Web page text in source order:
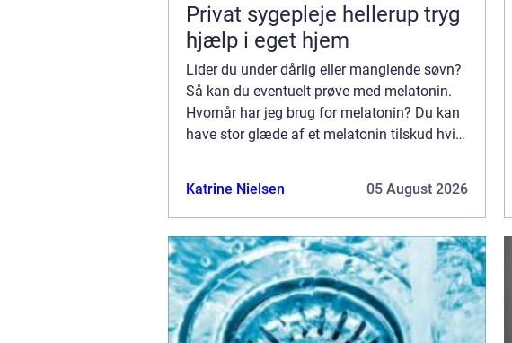
Privat sygepleje hellerup tryg
hjælp i eget hjem
Lider du under dårlig eller manglende søvn?
Så kan du eventuelt prøve med melatonin.
Hvornår har jeg brug for melatonin? Du kan
have stor glæde af et melatonin tilskud hvis
Katrine Nielsen 05 August 2026